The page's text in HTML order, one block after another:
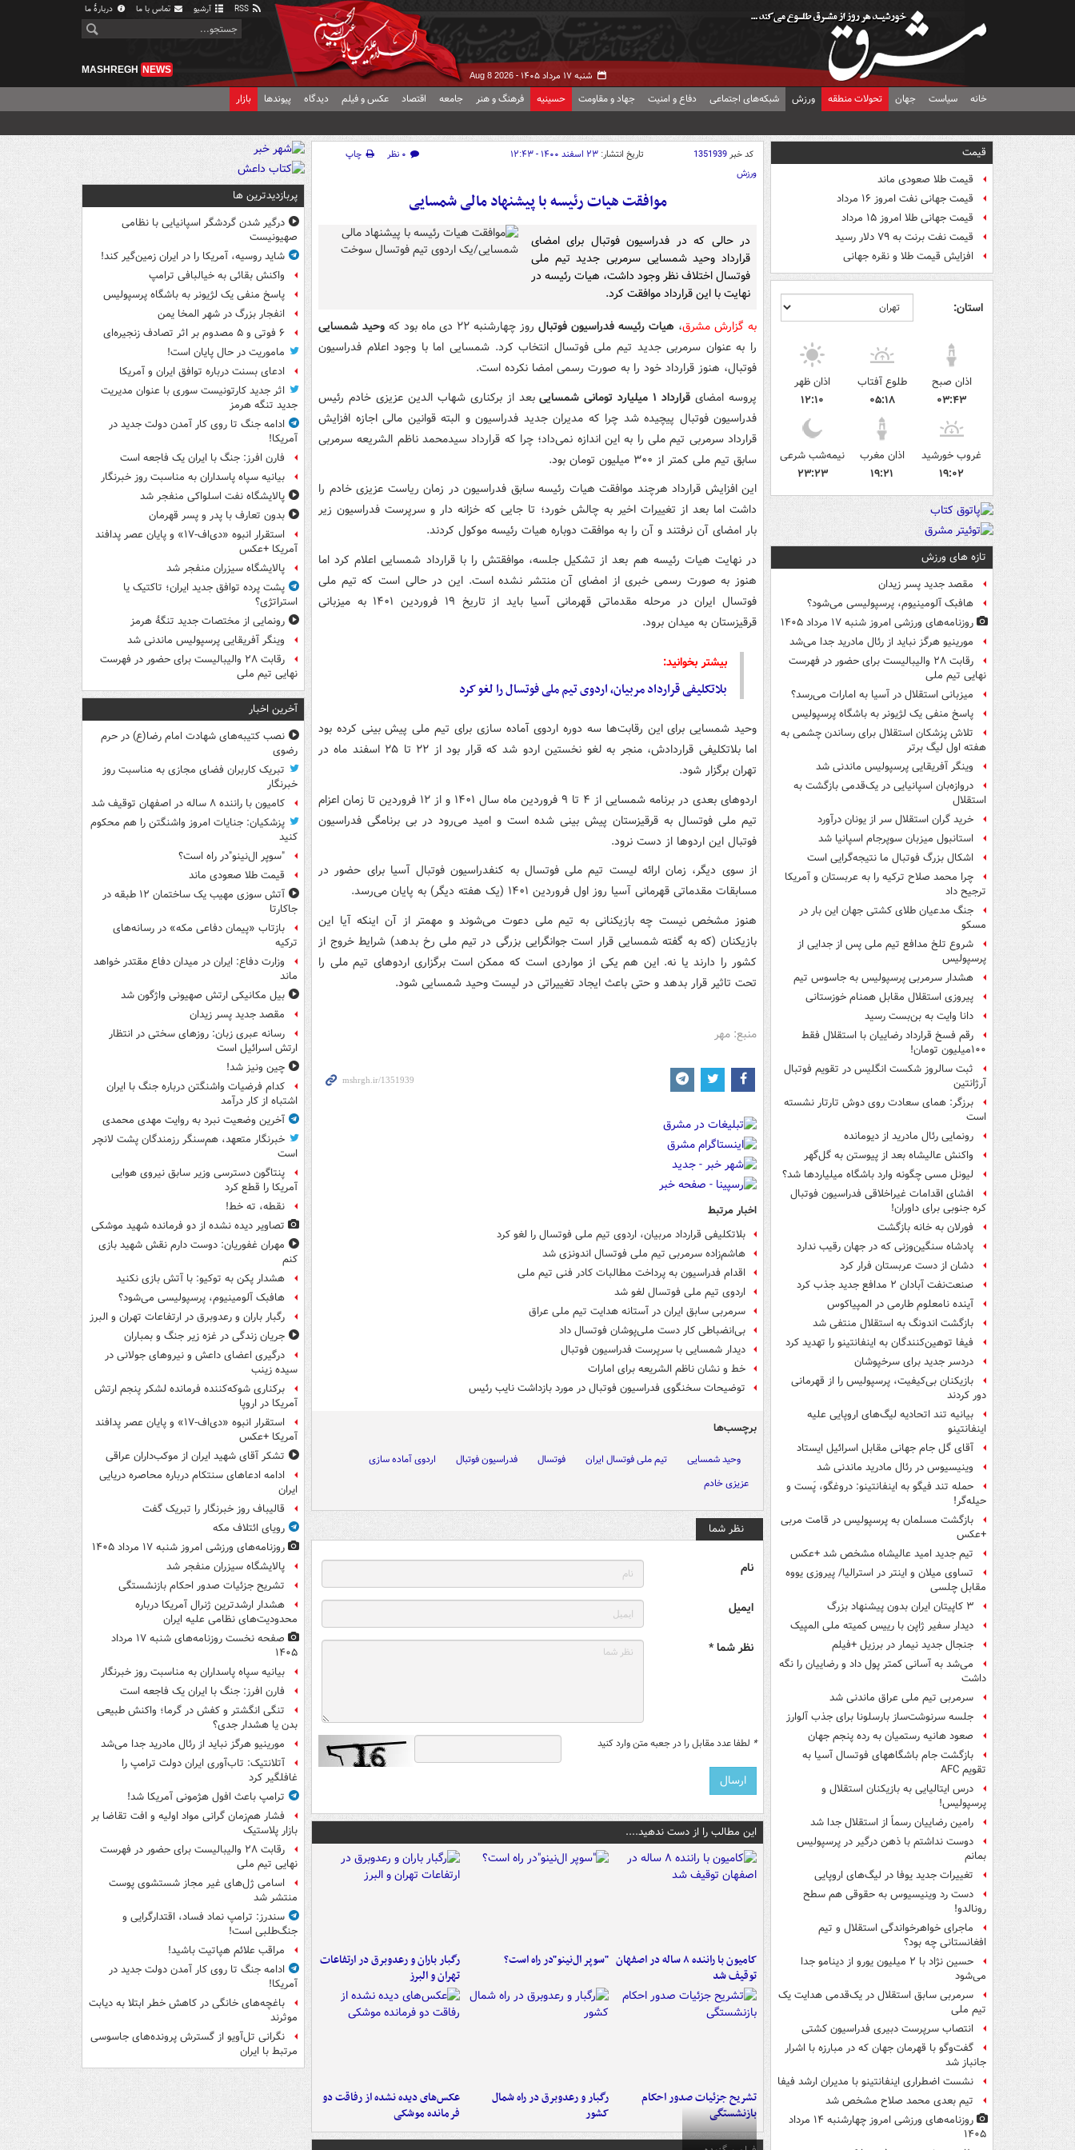
آرشیو تماس با ما دربارهٔ ما
شنبه ۱۷ مرداد ۱۴۰۵ - Aug 8 2026
MASHREGH NEWS
خانه سیاست جهان تحولات منطقه ورزش شبکه‌های اجتماعی دفاع و امنیت جهاد و مقاومت حسینیه فرهنگ و هنر جامعه اقتصاد عکس و فیلم دیدگاه پیوندها بازار
قیمت
قیمت طلا صعودی ماند
قیمت جهانی نفت امروز ۱۶ مرداد
قیمت جهانی طلا امروز ۱۵ مرداد
قیمت نفت برنت به ۷۹ دلار رسید
افزایش قیمت طلا و نقره جهانی
استان:
اذان صبح
۰۳:۴۳
طلوع آفتاب
۰۵:۱۸
اذان ظهر
۱۲:۱۰
غروب خورشید
۱۹:۰۲
اذان مغرب
۱۹:۲۱
نیمه‌شب شرعی
۲۳:۲۳
تازه های ورزش
مقصد جدید پسر زیدان
هافبک آلومینیوم، پرسپولیسی می‌شود؟
روزنامه‌های ورزشی امروز ‌شنبه ۱۷ مرداد ۱۴۰۵
مورینیو هرگز نباید از رئال مادرید جدا می‌شد
رقابت ۲۸ والیبالیست برای حضور در فهرست
نهایی تیم ملی
میزبانی استقلال در آسیا به امارات می‌رسد؟
پاسخ منفی یک لژیونر به باشگاه پرسپولیس
تلاش پزشکان استقلال برای رساندن چشمی به
هفته اول لیگ برتر
وینگر آفریقایی پرسپولیس ماندنی شد
دروازه‌بان اسپانیایی در یک‌قدمی بازگشت به
استقلال
خرید گران استقلال سر از یونان درآورد
استانبول میزبان سوپرجام اسپانیا شد
اشکال بزرگ فوتبال ما نتیجه‌گرایی است
چرا محمد صلاح ترکیه را به عربستان و آمریکا
ترجیح داد
جنگ مدعیان طلای کشتی جهان این بار در
مسکو
شروع تلخ مدافع تیم ملی پس از جدایی از
پرسپولیس
هشدار سرمربی پرسپولیس به جاسوس تیم
پیروزی استقلال مقابل همنام خوزستانی
دانا وایت به بن‌بست رسید
رقم فسخ قرارداد رضاییان با استقلال فقط
۱۰۰میلیون تومان!
ثبت سالروز شکست انگلیس در تقویم فوتبال
آرژانتین
برزگر: همای سعادت روی دوش تارتار نشسته
است
رونمایی رئال مادرید از دیومانده
واکنش عالیشاه بعد از پیوستن به گل‌گهر
لیونل مسی چگونه وارد باشگاه میلیاردها شد؟
افشای اقدامات غیراخلاقی فدراسیون فوتبال
کره جنوبی برای داوران!
فورلان به خانه بازگشت
پادشاه سنگین‌وزنی که در جهان رقیب ندارد
دشان از دست عربستان فرار کرد
صنعت‌نفت آبادان ۲ مدافع جدید جذب کرد
آینده نامعلوم طارمی در المپیاکوس
بازگشت اندونگ به استقلال منتفی شد
فیفا توهین‌کنندگان به اینفانتینو را تهدید کرد
دردسر جدید برای سرخپوشان
بازیکنان بی‌کیفیت، پرسپولیس را از قهرمانی
دور کردند
بیانیه تند اتحادیه لیگ‌های اروپایی علیه
اینفانتینو
آقای گل جام جهانی مقابل اسرائیل ایستاد
وینیسیوس در رئال مادرید ماندنی شد
حمله تند فیگو به اینفانتینو: دروغگو، پَست‌ و
حیله‌گر!
بازگشت مسلمان به پرسپولیس در قامت مربی
+عکس
تیم جدید امید عالیشاه مشخص شد +عکس
تساوی میلان و اینتر در استرالیا/ پیروزی یووه
مقابل چلسی
۳ کاپیتان ایران بدون پیشنهاد بزرگ
دیدار سفیر ژاپن با رییس کمیته ملی المپیک
جنجال جدید نیمار در برزیل +فیلم
می‌شد به آسانی کمتر پول داد و رضاییان را نگه
داشت
سرمربی تیم ملی عراق ماندنی شد
جلسه سرنوشت‌ساز بارسلونا برای جذب آلوارز
صعود هانیه رستمیان به رده پنجم جهان
بازگشت جام باشگاههای فوتسال آسیا به
تقویم AFC
درس ایتالیایی‌ به بازیکنان استقلال و
پرسپولیس!
رامین رضاییان رسماً از استقلال جدا شد
دوست نداشتم با ذهن درگیر در پرسپولیس
بمانم
تغییرات جدید یوفا در لیگ‌های اروپایی
دست رد وینیسیوس به حقوقی هم سطح
رونالدو!
ماجرای خواهرخواندگی استقلال و تیم
افغانستانی چه بود؟
حسین نژاد با ۲ میلیون یورو از دینامو جدا
می‌شود
سرمربی سابق استقلال در یک‌قدمی هدایت یک
تیم ملی
انتصاب سرپرست دبیری فدراسیون کشتی
گفت‌وگو با قهرمان جهان که در مبارزه با اشرار
جانباز شد
نشست اضطراری اینفانتینو با مدیران ارشد فیفا
تیم بعدی محمد صلاح مشخص شد
روزنامه‌های ورزشی امروز چهارشنبه ۱۴ مرداد
۱۴۰۵
کد خبر1351939 تاریخ انتشار: ۲۳ اسفند ۱۴۰۰ - ۱۲:۴۳ ۰ نظر
چاپ
ورزش
موافقت هیات رئیسه با پیشنهاد مالی شمسایی
در حالی که در فدراسیون فوتبال برای امضای
قرارداد وحید شمسایی سرمربی جدید تیم ملی
فوتسال اختلاف نظر وجود داشت، هیات رئیسه در
نهایت با این قرارداد موافقت کرد.
به گزارش مشرق، هیات رئیسه فدراسیون فوتبال روز چهارشنبه ۲۲ دی ماه بود که
وحید شمسایی
را به عنوان سرمربی جدید تیم ملی فوتسال انتخاب کرد. شمسایی اما با وجود اعلام فدراسیون
فوتبال، هنوز قرارداد خود را به صورت رسمی امضا نکرده است.
پروسه امضای قرارداد ۱ میلیارد تومانی شمسایی
بعد از برکناری شهاب الدین عزیزی خادم رئیس
فدراسیون فوتبال پیچیده شد چرا که مدیران جدید فدراسیون و البته قوانین مالی اجازه افزایش
قرارداد سرمربی تیم ملی را به این اندازه نمی‌داد؛ چرا که قرارداد سیدمحمد ناظم الشریعه سرمربی
سابق تیم ملی کمتر از ۳۰۰ میلیون تومان بود.
این افزایش قرارداد هرچند موافقت هیات رئیسه سابق فدراسیون در زمان ریاست عزیزی خادم را
داشت اما بعد از تغییرات اخیر به چالش خورد؛ تا جایی که خزانه دار و سرپرست فدراسیون زیر
بار امضای آن نرفتند و آن را به موافقت دوباره هیات رئیسه موکول کردند.
در نهایت هیات رئیسه هم بعد از تشکیل جلسه، موافقتش را با قرارداد شمسایی اعلام کرد اما
هنوز به صورت رسمی خبری از امضای آن منتشر نشده است. این در حالی است که تیم ملی
فوتسال ایران در مرحله مقدماتی قهرمانی آسیا باید از تاریخ ۱۹ فروردین ۱۴۰۱ به میزبانی
قرقیزستان به میدان برود.
بیشتر بخوانید:
بلاتکلیفی قرارداد مربیان، اردوی تیم ملی فوتسال را لغو کرد
وحید شمسایی برای این رقابت‌ها سه دوره اردوی آماده سازی برای تیم ملی پیش بینی کرده بود
اما بلاتکلیفی قراردادش، منجر به لغو نخستین اردو شد که قرار بود از ۲۲ تا ۲۵ اسفند ماه در
تهران برگزار شود.
اردوهای بعدی در برنامه شمسایی از ۴ تا ۹ فروردین ماه سال ۱۴۰۱ و از ۱۲ فروردین تا زمان اعزام
تیم ملی فوتسال به قرقیزستان پیش بینی شده است و امید می‌رود در بی برنامگی فدراسیون
فوتبال این اردوها از دست نرود.
از سوی دیگر، زمان ارائه لیست تیم ملی فوتسال به کنفدراسیون فوتبال آسیا برای حضور در
مسابقات مقدماتی قهرمانی آسیا روز اول فروردین ۱۴۰۱ (یک هفته دیگر) به پایان می‌رسد.
هنوز مشخص نیست چه بازیکنانی به تیم ملی دعوت می‌شوند و مهمتر از آن اینکه آیا این
بازیکنان (که به گفته شمسایی قرار است جوانگرایی بزرگی در تیم ملی رخ بدهد) شرایط خروج از
کشور را دارند یا نه. این هم یکی از مواردی است که ممکن است برگزاری اردوهای تیم ملی را
تحت تاثیر قرار بدهد و حتی باعث ایجاد تغییراتی در لیست وحید شمسایی شود.
منبع: مهر
اخبار مرتبط
بلاتکلیفی قرارداد مربیان، اردوی تیم ملی فوتسال را لغو کرد
هاشم‌زاده سرمربی تیم ملی فوتسال اندونزی شد
اقدام فدراسیون به پرداخت مطالبات کادر فنی تیم ملی
اردوی تیم ملی فوتسال لغو شد
سرمربی سابق ایران در آستانه هدایت تیم ملی عراق
بی‌انضباطی کار دست ملی‌پوشان فوتسال داد
دیدار شمسایی با سرپرست فدراسیون فوتبال
خط و نشان ناظم الشریعه برای امارات
توضیحات سخنگوی فدراسیون فوتبال در مورد بازداشت نایب رئیس
برچسب‌ها
وحید شمسایی تیم ملی فوتسال ایران فوتسال فدراسیون فوتبال
اردوی آماده سازی
عزیزی خادم
نظر شما
نام
ایمیل
نظر شما *
* لطفا عدد مقابل را در جعبه متن وارد کنید
این مطالب را از دست ندهید....
کامیون با راننده ۸ ساله در اصفهان
توقیف شد
"سوپر ال‌نینو"در راه است؟
رگبار باران و رعدوبرق در ارتفاعات
تهران و البرز
تشریح جزئیات صدور احکام
بازنشستگی
رگبار و رعدوبرق در راه شمال
کشور
عکس‌های دیده نشده از رفاقت دو
فرمانده‌ موشکی
پربازدیدترین ها
درگیر شدن گردشگر اسپانیایی با نظامی
صهیونیست
شاید روسیه، آمریکا را در ایران زمین‌گیر کند!
واکنش بقائی به خیالبافی ترامپ
پاسخ منفی یک لژیونر به باشگاه پرسپولیس
انفجار بزرگ در شهر المخا یمن
۶ فوتی و ۵ مصدوم بر اثر تصادف زنجیره‌ای
ماموریت در حال پایان است!
ادعای بسنت درباره توافق ایران و آمریکا
اثر جدید کارتونیست سوری با عنوان مدیریت
جدید تنگه هرمز
ادامه جنگ تا روی کار آمدن دولت جدید در
آمریکا!
فارن افرز: جنگ با ایران یک فاجعه است
بیانیه سپاه پاسداران به مناسبت روز خبرنگار
پالایشگاه نفت اسلواکی منفجر شد
بدون تعارف با پدر و پسر قهرمان
استقرار انبوه «دی‌اف‑۱۷» و پایان عصر پدافند
آمریکا +عکس
پالایشگاه سیزران منفجر شد
پشت پرده توافق جدید ایران؛ تاکتیک یا
استراتژی؟
رونمایی از مختصات جدید تنگۀ هرمز
وینگر آفریقایی پرسپولیس ماندنی شد
رقابت ۲۸ والیبالیست برای حضور در فهرست
نهایی تیم ملی
آخرین اخبار
نصب کتیبه‌های شهادت امام رضا(ع) در حرم
رضوی
تبریک کاربران فضای مجازی به مناسبت روز
خبرنگار
کامیون با راننده ۸ ساله در اصفهان توقیف شد
پزشکیان: جنایات امروز واشنگتن را هم محکوم
کنید
"سوپر ال‌نینو"در راه است؟
قیمت طلا صعودی ماند
آتش سوزی مهیب یک ساختمان ۱۲ طبقه در
جاکارتا
بازتاب «پیمان دفاعی مکه» در رسانه‌های
ترکیه
وزارت دفاع: ایران در میدان دفاع مقتدر خواهد
ماند
بیل مکانیکی ارتش صهیونی واژگون شد
مقصد جدید پسر زیدان
رسانه عبری زبان: روزهای سختی در انتظار
ارتش اسرائیل است
چین ونیز شد!
کدام فرضیات واشنگتن درباره جنگ با ایران
اشتباه از کار درآمد
آخرین وضعیت نبرد به روایت مهدی محمدی
خبرنگار متعهد، هم‌سنگر رزمندگان پشت لانچر
است
پنتاگون دسترسی وزیر سابق نیروی هوایی
آمریکا را قطع کرد
نقطه، ته خط!
تصاویر دیده‌ نشده از دو فرمانده شهید موشکی
مهران غفوریان: دوست دارم نقش شهید بازی
کنم
هشدار پکن به توکیو: با آتش بازی نکنید
هافبک آلومینیوم، پرسپولیسی می‌شود؟
رگبار باران و رعدوبرق در ارتفاعات تهران و البرز
جریان زندگی در غزه زیر جنگ و بمباران
درگیری اعضای داعش و نیروهای جولانی در
سیده زینب
برکناری شوکه‌کننده فرمانده لشکر پنجم ارتش
آمریکا در اروپا
استقرار انبوه «دی‌اف‑۱۷» و پایان عصر پدافند
آمریکا +عکس
تشکر آقای شهید ایران از موکب‌داران عراقی
ادامه ادعاهای سنتکام درباره محاصره دریایی
ایران
قالیباف روز خبرنگار را تبریک گفت
رویای ائتلاف مکه
روزنامه‌های ورزشی امروز ‌شنبه ۱۷ مرداد ۱۴۰۵
پالایشگاه سیزران منفجر شد
تشریح جزئیات صدور احکام بازنشستگی
هشدار ارشدترین ژنرال آمریکا درباره
محدودیت‌های نظامی علیه ایران
صفحه نخست روزنامه‌های شنبه ۱۷ مرداد
۱۴۰۵
بیانیه سپاه پاسداران به مناسبت روز خبرنگار
فارن افرز: جنگ با ایران یک فاجعه است
تنگی انگشتر و کفش در گرما؛ واکنش طبیعی
بدن یا هشدار جدی؟
مورینیو هرگز نباید از رئال مادرید جدا می‌شد
آتلانتیک: تاب‌آوری ایران دولت ترامپ را
غافلگیر کرد
ترامپ باعث افول هژمونی آمریکا شد!
فشار هم‌زمان گرانی مواد اولیه و افت تقاضا بر
بازار پلاستیک
رقابت ۲۸ والیبالیست برای حضور در فهرست
نهایی تیم ملی
اسامی ژل‌های غیر مجاز شستشوی پوست
منتشر شد
سندرز: ترامپ نماد فساد، اقتدارگرایی و
جنگ‌طلبی است!
مراقب علائم هپاتیت باشید!
ادامه جنگ تا روی کار آمدن دولت جدید در
آمریکا!
باغچه‌های خانگی در کاهش خطر ابتلا به دیابت
موثرند
نگرانی تل‌آویو از گسترش پرونده‌های جاسوسی
مرتبط با ایران